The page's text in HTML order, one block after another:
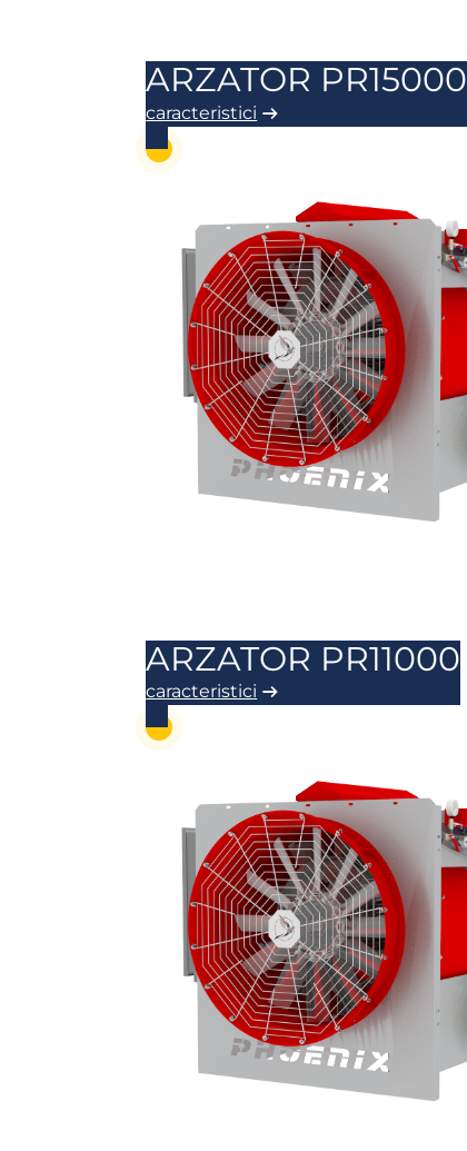
ARZATOR PR15000
caracteristici
ARZATOR PR11000
caracteristici